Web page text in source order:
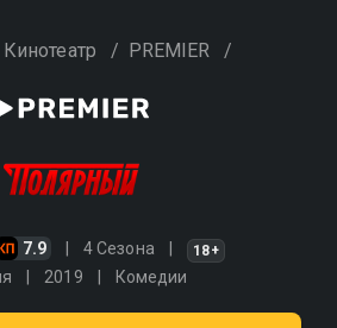
Кинотеатр / PREMIER /
7.9 4 Сезона 18+
2019 Комедии